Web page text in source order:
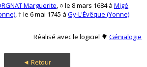
Marguerite, ○ le 8 mars 1684 à Migé
, † le 6 mai 1745 à Gy-L'Évêque (Yonne)
Réalisé avec le logiciel 🌳 Génialogie
◄ Retour